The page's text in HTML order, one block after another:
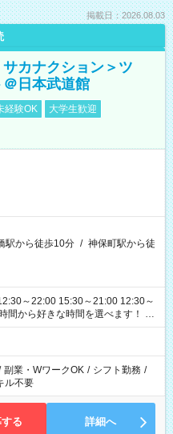
掲載日：2026.08.03
カナクション＞ツ
日本武道館
経験OK
大学生歓迎
駅から徒歩10分 / 神保町駅から徒
～22:00 15:30～21:00 12:30～
ります
副業・WワークOK / シフト勤務 /
ル不要
る 詳細へ